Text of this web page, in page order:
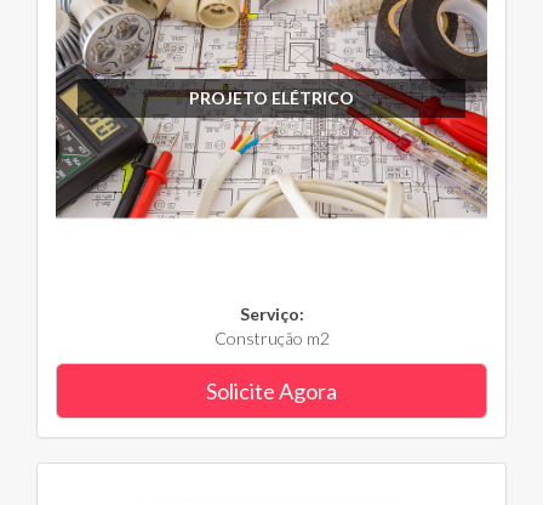
PROJETO ELÉTRICO
Serviço:
Construção m2
Solicite Agora